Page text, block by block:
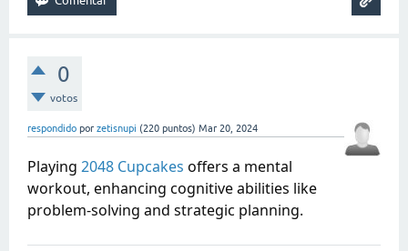
0
votos
respondido por zetisnupi (220 puntos) Mar 20, 2024
Playing 2048 Cupcakes offers a mental
workout, enhancing cognitive abilities like
problem-solving and strategic planning.